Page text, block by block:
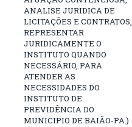
ANALISE JURIDICA DE
LICITAÇÕES E CONTRATOS,
REPRESENTAR
JURIDICAMENTE O
INSTITUTO QUANDO
NECESSÁRIO, PARA
ATENDER AS
NECESSIDADES DO
INSTITUTO DE
PREVIDÊNCIA DO
MUNICIPIO DE BAIÃO-PA.)